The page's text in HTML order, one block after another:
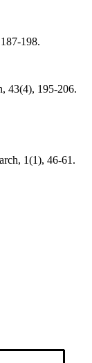
198.
43(4), 195-206.
1(1), 46-61.